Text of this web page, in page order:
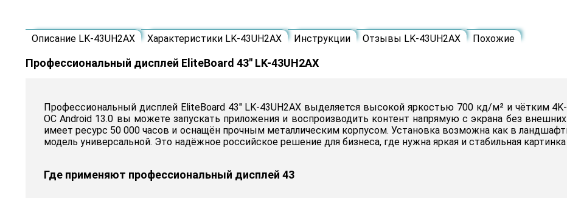
Описание LK-43UH2AX Характеристики LK-43UH2AX Инструкции Отзывы LK-43UH2AX Похожие
Профессиональный дисплей EliteBoard 43" LK-43UH2AX
Профессиональный дисплей EliteBoard 43" LK-43UH2AX выделяется высокой яркостью 700 кд/м² и чётким
ОС Android 13.0 вы можете запускать приложения и воспроизводить контент напрямую с экрана без
имеет ресурс 50 000 часов и оснащён прочным металлическим корпусом. Установка возможна как в
модель универсальной. Это надёжное российское решение для бизнеса, где нужна яркая и стабильная
Где применяют профессиональный дисплей 43